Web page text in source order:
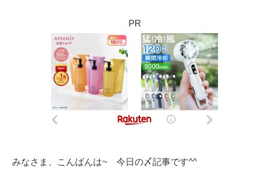
PR
みなさま、こんばんは~ 今日の〆記事です^^